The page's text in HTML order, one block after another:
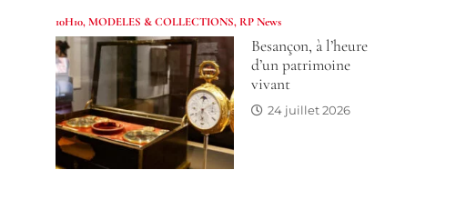
10H10,MODELES & COLLECTIONS, RP News
Besançon, à l’heure
d’un patrimoine
vivant
24 juillet 2026